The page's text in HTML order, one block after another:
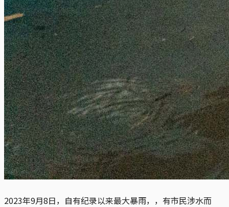
2023年9月8日，自有纪录以来最大暴雨，，有市民涉水而